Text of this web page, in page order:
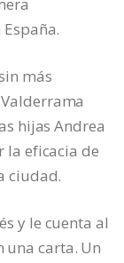
más
hijas Andrea
la eficacia de
ciudad.
y le cuenta al
carta. Un